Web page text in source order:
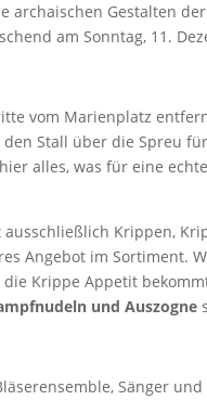
archaischen Gestalten
am Sonntag, 11.
vom Marienplatz
Stall über die Spreu
alles, was für eine
Krippen,
Angebot im Sortiment.
Krippe Appetit
und Auszogne
Sänger